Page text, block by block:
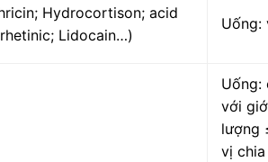
Hydrocortison; acid
Lidocain…)
Uống:
Uống:
với
lượng
vị